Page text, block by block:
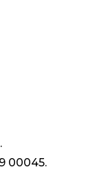
00045.